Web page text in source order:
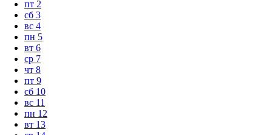
пт 2
сб 3
вс 4
пн 5
вт 6
ср 7
чт 8
пт 9
сб 10
вс 11
пн 12
вт 13